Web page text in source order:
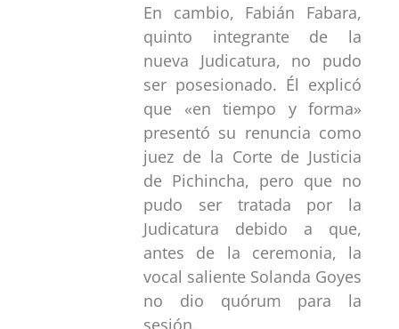
En cambio, Fabián Fabara,
quinto integrante de la
nueva Judicatura, no pudo
ser posesionado. Él explicó
que «en tiempo y forma»
presentó su renuncia como
juez de la Corte de Justicia
de Pichincha, pero que no
pudo ser tratada por la
Judicatura debido a que,
antes de la ceremonia, la
vocal saliente Solanda Goyes
no dio quórum para la
sesión.